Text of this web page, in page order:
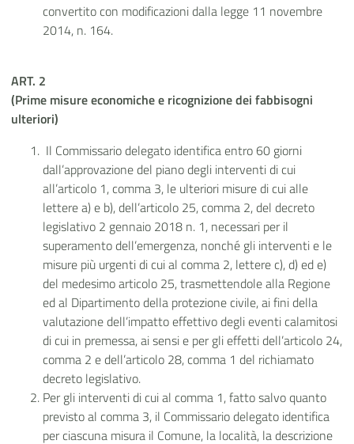
convertito con modificazioni dalla legge 11 novembre
2014, n. 164.
ART. 2
(Prime misure economiche e ricognizione dei fabbisogni
ulteriori)
Il Commissario delegato identifica entro 60 giorni
dall’approvazione del piano degli interventi di cui
all’articolo 1, comma 3, le ulteriori misure di cui alle
lettere a) e b), dell’articolo 25, comma 2, del decreto
legislativo 2 gennaio 2018 n. 1, necessari per il
superamento dell’emergenza, nonché gli interventi e le
misure più urgenti di cui al comma 2, lettere c), d) ed e)
del medesimo articolo 25, trasmettendole alla Regione
ed al Dipartimento della protezione civile, ai fini della
valutazione dell’impatto effettivo degli eventi calamitosi
di cui in premessa, ai sensi e per gli effetti dell’articolo 24,
comma 2 e dell’articolo 28, comma 1 del richiamato
decreto legislativo.
Per gli interventi di cui al comma 1, fatto salvo quanto
previsto al comma 3, il Commissario delegato identifica
per ciascuna misura il Comune, la località, la descrizione